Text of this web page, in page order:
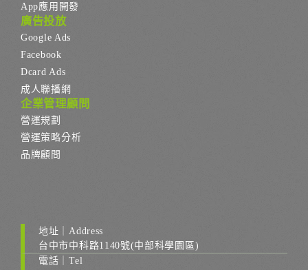
App應用開發
廣告投放
Google Ads
Facebook
Dcard Ads
成人聯播網
企業管理顧問
營運規劃
營運策略分析
品牌顧問
地址｜Address
台中市中科路1140號(中部科學園區)
電話｜Tel